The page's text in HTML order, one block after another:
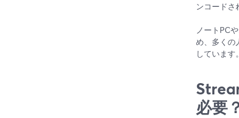
ンコードさ
ノートPC
め、多くの
しています。
必要